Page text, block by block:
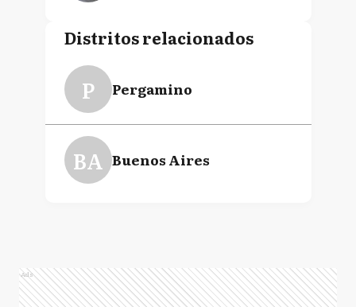
Distritos relacionados
P Pergamino
BA Buenos Aires
Ads